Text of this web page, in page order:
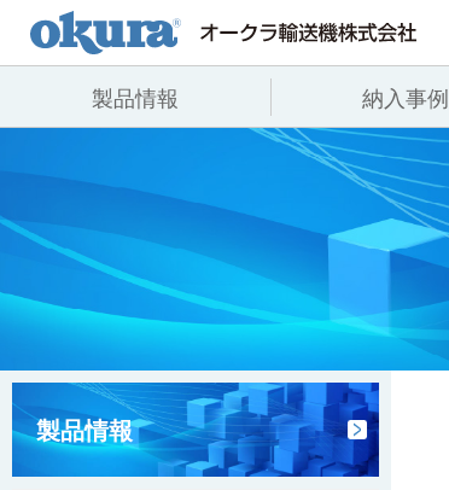
製品情報
製品情報
コンベヤ機器
コンベヤ機器を探す
用途から探す
ヒント集
納入事例
納入事例
全業種
飲料
会社情報
代表あいさつ
事業所一覧
沿革
製品情報